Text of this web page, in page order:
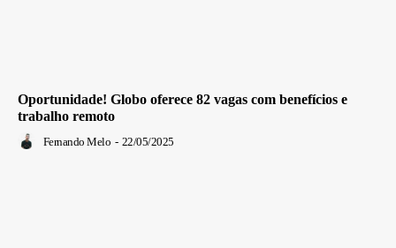
Oportunidade! Globo oferece 82 vagas com benefícios e
trabalho remoto
Fernando Melo - 22/05/2025